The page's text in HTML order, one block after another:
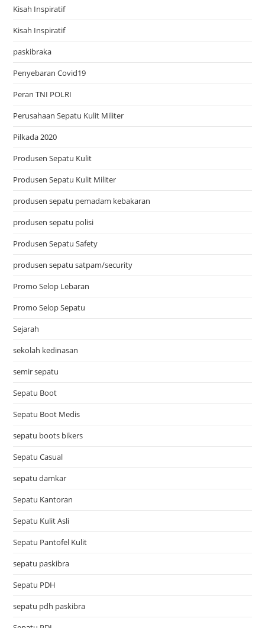
Kisah Inspiratif
Kisah Inspiratif
paskibraka
Penyebaran Covid19
Peran TNI POLRI
Perusahaan Sepatu Kulit Militer
Pilkada 2020
Produsen Sepatu Kulit
Produsen Sepatu Kulit Militer
produsen sepatu pemadam kebakaran
produsen sepatu polisi
Produsen Sepatu Safety
produsen sepatu satpam/security
Promo Selop Lebaran
Promo Selop Sepatu
Sejarah
sekolah kedinasan
semir sepatu
Sepatu Boot
Sepatu Boot Medis
sepatu boots bikers
Sepatu Casual
sepatu damkar
Sepatu Kantoran
Sepatu Kulit Asli
Sepatu Pantofel Kulit
sepatu paskibra
Sepatu PDH
sepatu pdh paskibra